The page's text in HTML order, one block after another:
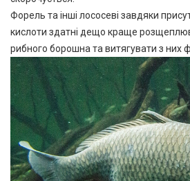
Форель та інші лососеві завдяки
кислоти здатні дещо краще
рибного борошна та витягувати з них